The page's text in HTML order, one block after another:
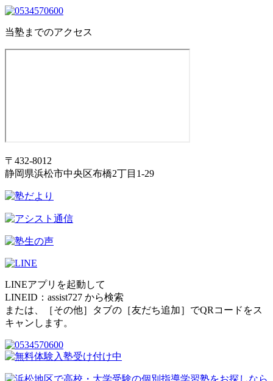
当塾までのアクセス
〒432-8012
静岡県浜松市中央区布橋2丁目1-29
LINEアプリを起動して
LINEID： assist727 から検索
または、［その他］タブの［友だち追加］でQRコードをス
キャンします。